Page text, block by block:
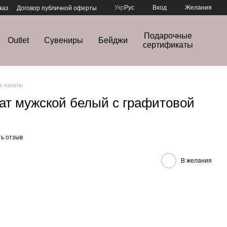
Договор публичной оферты
Укр Рус Вход Желания
Outlet Сувениры Бейджи
Подарочные
сертификаты
халаты
мужской белый с графитовой
отзыв
В желания